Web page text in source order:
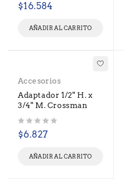
$16.584
AÑADIR AL CARRITO
Accesorios
Adaptador 1/2" H. x
3/4" M. Crossman
$6.827
AÑADIR AL CARRITO